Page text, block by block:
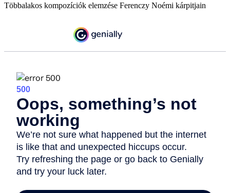
Többalakos kompozíciók elemzése Ferenczy Noémi kárpitjain